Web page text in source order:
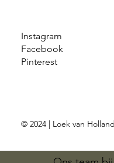
Instagram
Facebook
Pinterest
© 2024 | Loek van